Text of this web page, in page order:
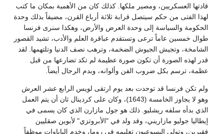
قادتها العسكريين، ومصير ملكها. كذلك كان من الأهمية بمكان ما كتب
لهذا الفتى من حكم سيتصل قرابة ثلاثة أرباع القرن، مضيفاً بذلك وحدة
الحكومة والسياسة إلى وحدة العرض والأرض، وهكذا سنرى فرنسا
طوال خمسين عاماً ترعى وتستقدم عباقرة العلم والأدب، تشيد القصور
الشامخة، وتجيش الجيوش الضخمة، وترهب نصف الدنيا وتلتهمها. لقد
قدر لهذه الصورة أن تكون صورة عظيمة لم تكد تضارعها من قبل
عظمة، ترسم بكل ضروب الفن وألوانه، وبدم الرجال أيضاً.
ولم تكن فرنسا قد توحدت بعد يوم ارتقى لويس الرابع عشر العرش
وهو لا يجاوز الخامسة (1643)، وكان على كردينال ثان أن يتم العمل
الذي بدأه سلفه ريشليو. ذلك هو جول مازارن الذي كان يسمى في
إيطاليا جوليو مازاريني، وقد ولد في "الأبروتزي" لأبوين صقليين
فقيرين، وتولى اليسوعيون تعليمه في روما، وخدم الباباوات موظفاً